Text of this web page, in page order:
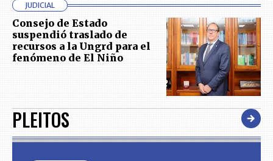
JUDICIAL
Consejo de Estado
suspendió traslado de
recursos a la Ungrd para el
fenómeno de El Niño
PLEITOS